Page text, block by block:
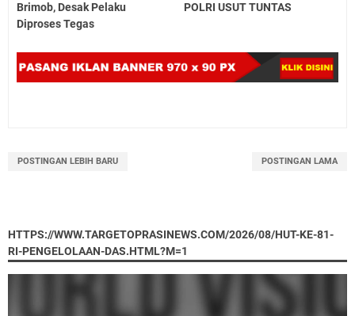
Brimob, Desak Pelaku
Diproses Tegas
POLRI USUT TUNTAS
POSTINGAN LEBIH BARU POSTINGAN LAMA
HTTPS://WWW.TARGETOPRASINEWS.COM/2026/08/HUT-KE-81-
RI-PENGELOLAAN-DAS.HTML?M=1